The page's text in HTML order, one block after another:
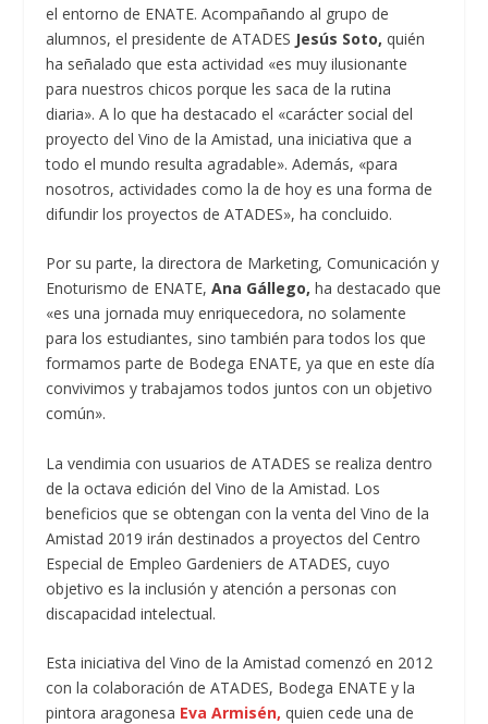
el entorno de ENATE. Acompañando al grupo de
alumnos, el presidente de ATADES Jesús Soto, quién
ha señalado que esta actividad «es muy ilusionante
para nuestros chicos porque les saca de la rutina
diaria». A lo que ha destacado el «carácter social del
proyecto del Vino de la Amistad, una iniciativa que a
todo el mundo resulta agradable». Además, «para
nosotros, actividades como la de hoy es una forma de
difundir los proyectos de ATADES», ha concluido.
Por su parte, la directora de Marketing, Comunicación y
Enoturismo de ENATE,Ana Gállego, ha destacado que
«es una jornada muy enriquecedora, no solamente
para los estudiantes, sino también para todos los que
formamos parte de Bodega ENATE, ya que en este día
convivimos y trabajamos todos juntos con un objetivo
común».
La vendimia con usuarios de ATADES se realiza dentro
de la octava edición del Vino de la Amistad. Los
beneficios que se obtengan con la venta del Vino de la
Amistad 2019 irán destinados a proyectos del Centro
Especial de Empleo Gardeniers de ATADES, cuyo
objetivo es la inclusión y atención a personas con
discapacidad intelectual.
Esta iniciativa del Vino de la Amistad comenzó en 2012
con la colaboración de ATADES, Bodega ENATE y la
pintora aragonesa Eva Armisén, quien cede una de